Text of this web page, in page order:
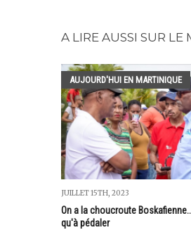
A LIRE AUSSI SUR LE
AUJOURD'HUI EN MARTINIQUE
JUILLET 15TH, 2023
On a la choucroute
qu'à pédaler